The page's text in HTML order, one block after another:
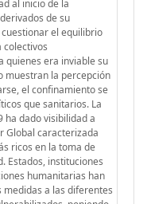
al inicio de la
de su
el equilibrio
colectivos
quienes era inviable su
muestran la percepción
el confinamiento se
que sanitarios. La
ha dado visibilidad a
Global caracterizada
ricos en la toma de
Estados, instituciones
humanitarias han
a las diferentes